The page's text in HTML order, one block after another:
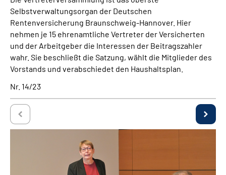
Selbstverwaltungsorgan der Deutschen
Rentenversicherung Braunschweig-Hannover. Hier
nehmen je 15 ehrenamtliche Vertreter der Versicherten
und der Arbeitgeber die Interessen der Beitragszahler
wahr. Sie beschließt die Satzung, wählt die Mitglieder des
Vorstands und verabschiedet den Haushaltsplan.
Nr. 14/23